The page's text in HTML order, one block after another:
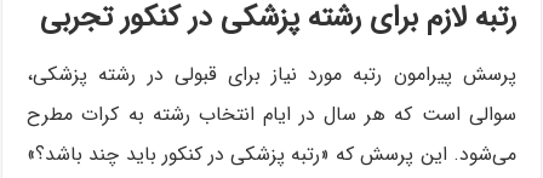
رتبه لازم برای رشته پزشکی در کنکور تجربی
پرسش پیرامون رتبه مورد نیاز برای قبولی در رشته پزشکی،
سوالی است که هر سال در ایام انتخاب رشته به کرات مطرح
می‌شود. این پرسش که «رتبه پزشکی در کنکور باید چند باشد؟»